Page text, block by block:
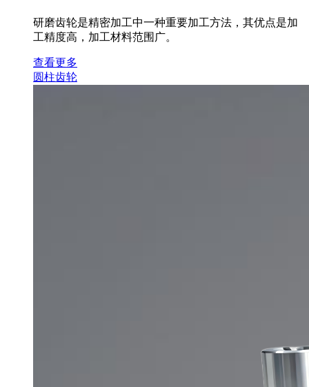
研磨齿轮是精密加工中一种重要加工方法，其优点是加
工精度高，加工材料范围广。
查看更多
圆柱齿轮